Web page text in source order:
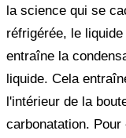
la science qui se
réfrigérée, le
entraîne la
liquide. Cela
l'intérieur de la
carbonatation.